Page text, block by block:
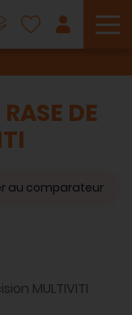
DE
au comparateur
MULTIVITI